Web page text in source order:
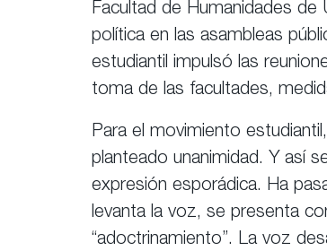
Facultad de Humanidades
política en las asambleas
estudiantil impulsó las
toma de las facultades,
Para el movimiento
planteado unanimidad. Y así
expresión esporádica. Ha
levanta la voz, se presenta
“adoctrinamiento”. La voz